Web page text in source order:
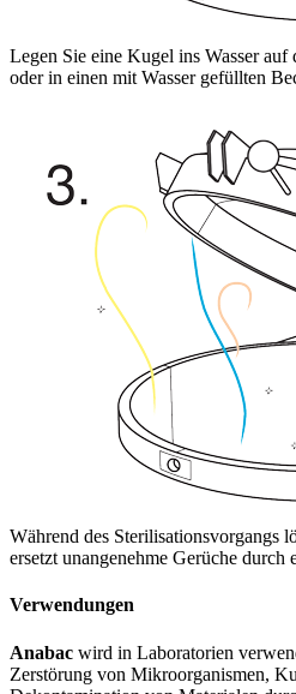
Legen Sie eine Kugel ins Wasser
oder in einen mit Wasser gefüllten
Während des Sterilisationsvorgangs
ersetzt unangenehme Gerüche durch
Verwendungen
Anabac wird in Laboratorien
Zerstörung von Mikroorganismen,